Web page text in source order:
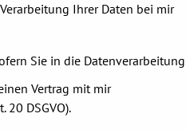
Ihrer Daten bei mir
Sie in die Datenverarbeitung
Vertrag mit mir
20 DSGVO).